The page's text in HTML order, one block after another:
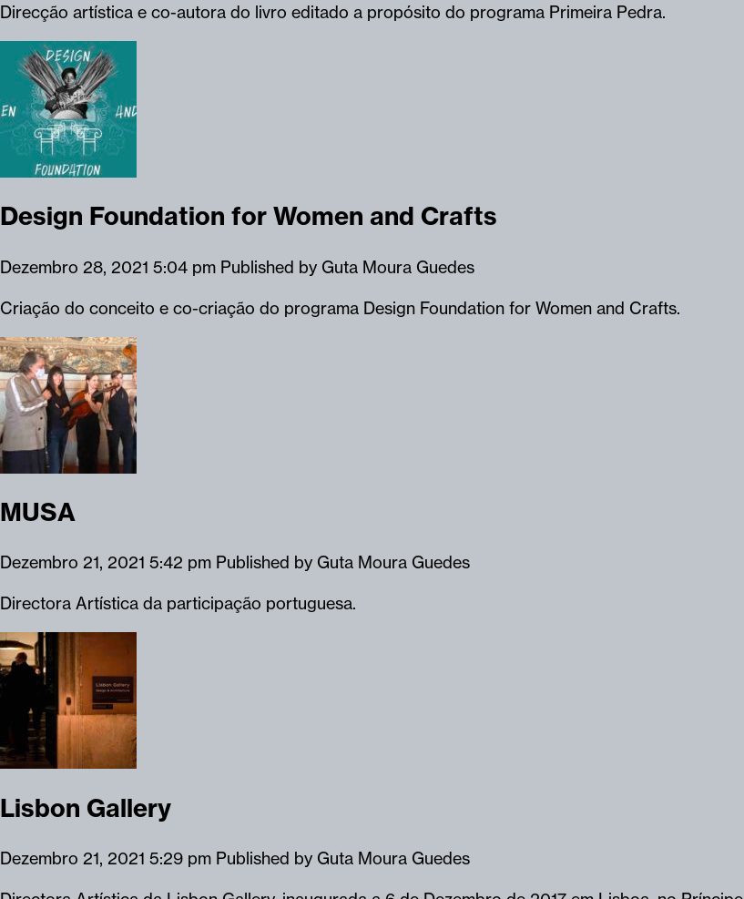
Direcção artística e co-autora do livro editado a propósito do programa Primeira Pedra.
Design Foundation for Women and Crafts
Dezembro 28, 2021 5:04 pm Published by Guta Moura Guedes
Criação do conceito e co-criação do programa Design Foundation for Women and Crafts.
MUSA
Dezembro 21, 2021 5:42 pm Published by Guta Moura Guedes
Directora Artística da participação portuguesa.
Lisbon Gallery
Dezembro 21, 2021 5:29 pm Published by Guta Moura Guedes